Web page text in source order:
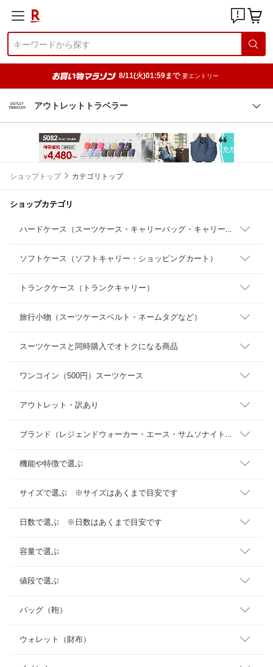
8/11(火)01:59まで 要エントリー
アウトレットトラベラー
ショップトップ カテゴリトップ
ショップカテゴリ
ハ
ードケース（スーツケース・キャリーバッグ・キャリーケース）
ソフトケース（ソフトキャリー・ショッピングカート）
トランクケース（トランクキャリー）
旅行小物（スーツケースベルト・ネームタグなど）
スーツケースと同時購入でオトクになる商品
ワンコイン（500円）スーツケース
アウトレット・訳あり
ブ
ランド（レジェンドウォーカー・エース・サムソナイト・・・）
機能や特徴で選ぶ
サイズで選ぶ ※サイズはあくまで目安です
日数で選ぶ ※日数はあくまで目安です
容量で選ぶ
値段で選ぶ
バッグ（鞄）
ウォレット（財布）